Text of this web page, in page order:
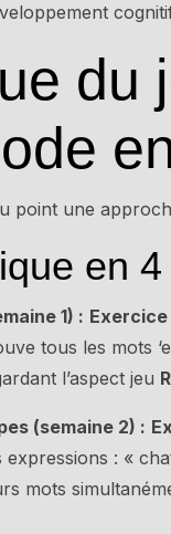
du
point une
en
1) : Exercice
tous les mots
l’aspect jeu
(semaine 2) :
expressions : «
mots